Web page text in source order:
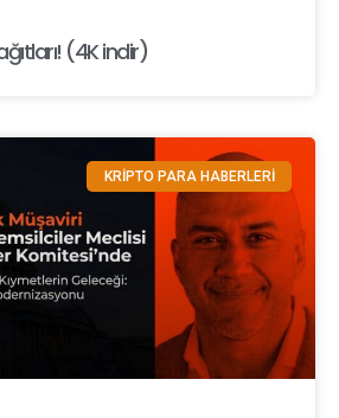
(4K indir)
KRİPTO PARA HABERLERİ